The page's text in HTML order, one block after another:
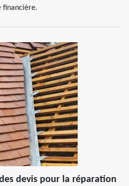
financière.
devis pour la réparation